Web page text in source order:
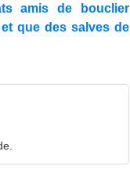
amis de bouclier
que des salves de